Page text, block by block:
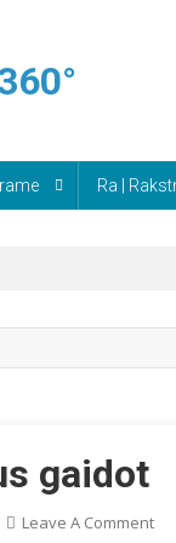
Ra |
gaidot
Leave A CommentOn